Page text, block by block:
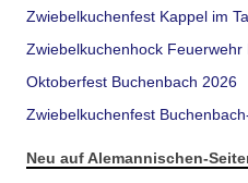
Zwiebelkuchenfest Kappel im
Zwiebelkuchenhock Feuerwehr
Oktoberfest Buchenbach 2026
Zwiebelkuchenfest
Neu auf Alemannischen-